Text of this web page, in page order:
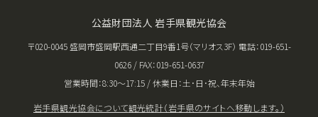
公益財団法人 岩手県観光協会
〒020-0045 盛岡市盛岡駅西通二丁目9番1号（マリオス3F） 電話：019-651-
0626 / FAX：019-651-0637
営業時間：8:30〜17:15 / 休業日：土･日･祝、年末年始
岩手県観光協会について観光統計（岩手県のサイトへ移動します。）